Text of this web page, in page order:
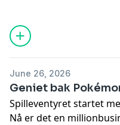
June 26, 2026
Geniet bak
Spilleventyret startet
Nå er det en